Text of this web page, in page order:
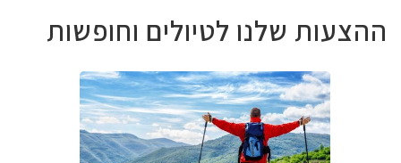
ההצעות שלנו לטיולים וחופשות